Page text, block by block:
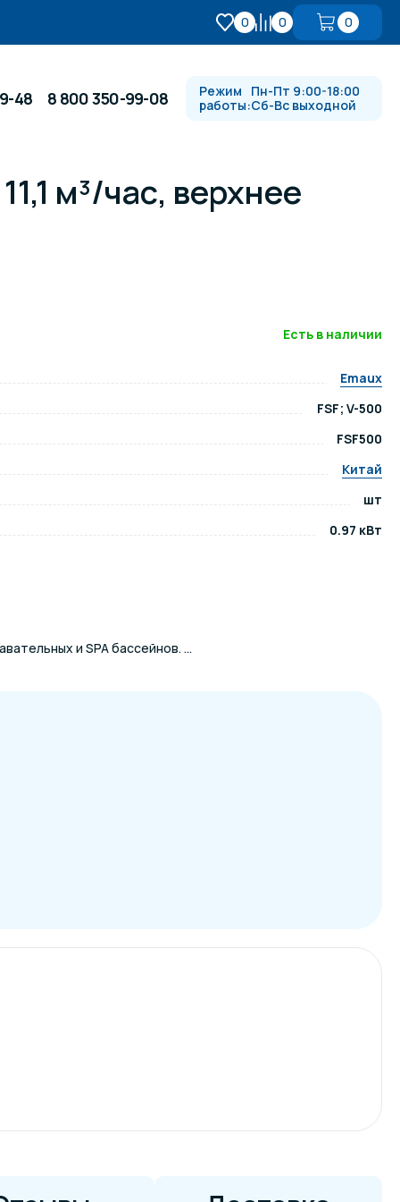
0 0 0
Противотоки и гидромассажи
48 8 800 350-99-08
Режим
работы:
Пн-Пт 9:00-18:00
Сб-Вс выходной
м³/час, верхнее
Есть в наличии
Emaux
FSF; V-500
FSF500
Китай
шт
0.97 кВт
и SPA бассейнов. ...